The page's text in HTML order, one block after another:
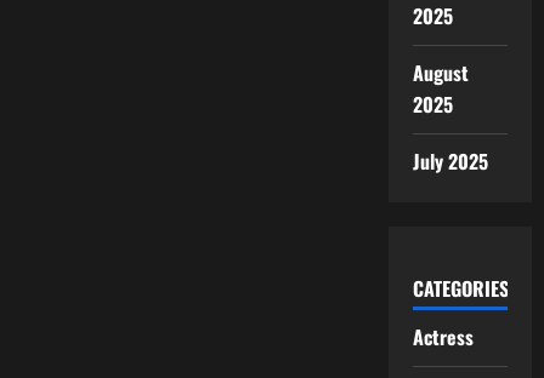
2025
August
2025
July 2025
CATEGORIES
Actress